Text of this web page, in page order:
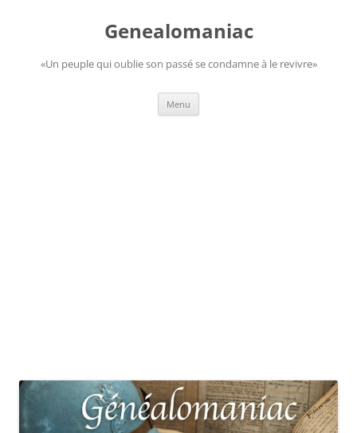
Genealomaniac
«Un peuple qui oublie son passé se condamne à le revivre»
Menu